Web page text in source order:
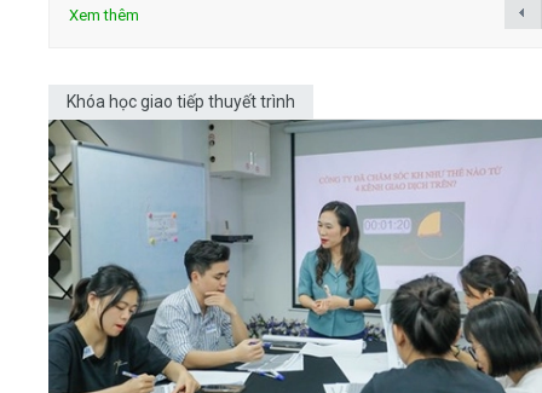
Xem thêm
Khóa học giao tiếp thuyết trình